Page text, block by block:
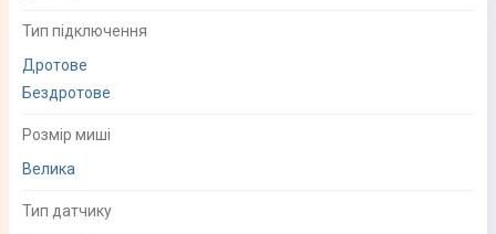
Тип підключення
Дротове
Бездротове
Розмір миші
Велика
Тип датчику